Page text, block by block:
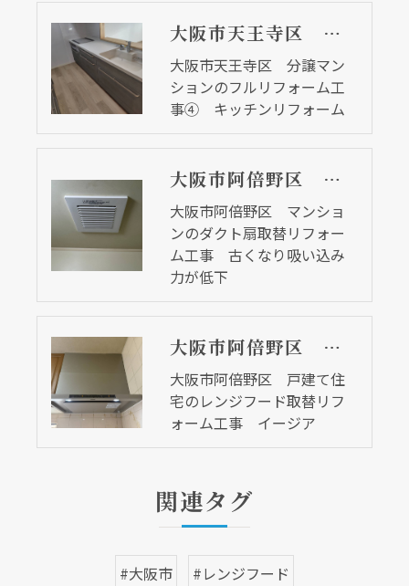
大阪市天王寺区 分譲マンションのフルリフォーム工事④ キッチンリフォーム
大阪市天王寺区 分譲マン
ションのフルリフォーム工
事④ キッチンリフォーム
大阪市阿倍野区 マンションのダクト扇取替リフォーム工事 古くなり吸い込み力が低下
大阪市阿倍野区 マンショ
ンのダクト扇取替リフォー
ム工事 古くなり吸い込み
力が低下
大阪市阿倍野区 戸建て住宅のレンジフード取替リフォーム工事 イージア
大阪市阿倍野区 戸建て住
宅のレンジフード取替リフ
ォーム工事 イージア
関連タグ
#大阪市 #レンジフード